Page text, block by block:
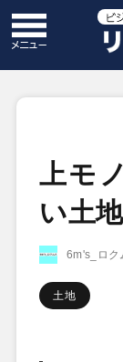
上モ
い土
6m's_ロク
土地